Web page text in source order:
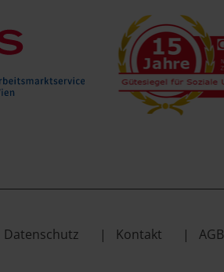
Datenschutz Kontakt AGB